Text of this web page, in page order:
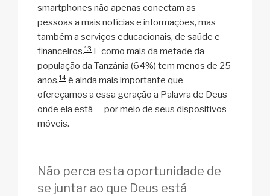
smartphones não apenas conectam as
pessoas a mais notícias e informações, mas
também a serviços educacionais, de saúde e
financeiros.13 E como mais da metade da
população da Tanzânia (64%) tem menos de 25
anos,14 é ainda mais importante que
ofereçamos a essa geração a Palavra de Deus
onde ela está — por meio de seus dispositivos
móveis.
Não perca esta oportunidade de
se juntar ao que Deus está